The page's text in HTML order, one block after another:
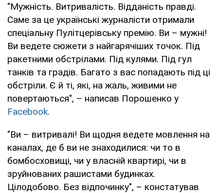
"Мужність. Витривалість. Відданість правді.
Саме за це українські журналісти отримали
спеціальну Пулітцерівську премію. Ви – мужні!
Ви ведете сюжети з найгарячіших точок. Під
ракетними обстрілами. Під кулями. Під гул
танків та градів. Багато з вас попадають під ці
обстріли. Є й ті, які, на жаль, живими не
повертаються", – написав Порошенко у
Facebook.
"Ви – витривалі! Ви щодня ведете мовлення на
каналах, де б ви не знаходилися: чи то в
бомбосховищі, чи у власній квартирі, чи в
зруйнованих рашистами будинках.
Цілодобово. Без відпочинку", – констатував